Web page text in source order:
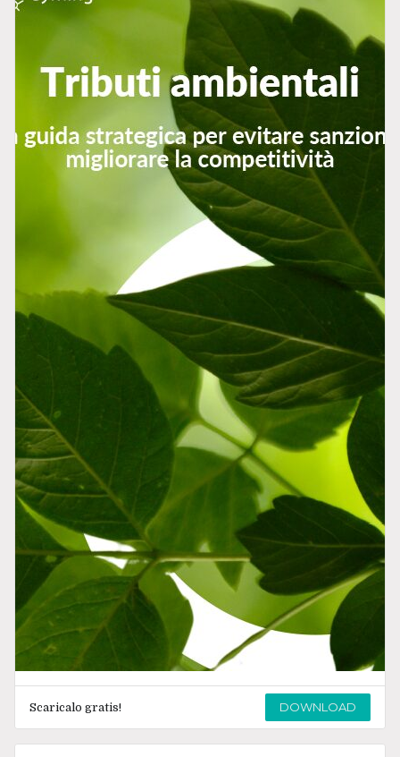
Scaricalo gratis! DOWNLOAD